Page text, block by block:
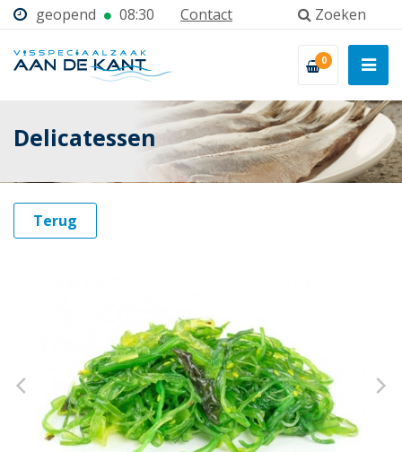
geopend 08:30 Contact Zoeken
0
Delicatessen
Terug